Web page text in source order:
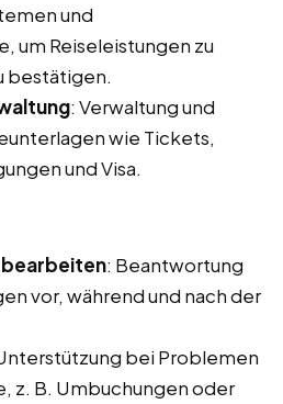
und
um Reiseleistungen zu
bestätigen.
: Verwaltung und
wie Tickets,
und Visa.
bearbeiten: Beantwortung
vor, während und nach der
bei Problemen
z. B. Umbuchungen oder